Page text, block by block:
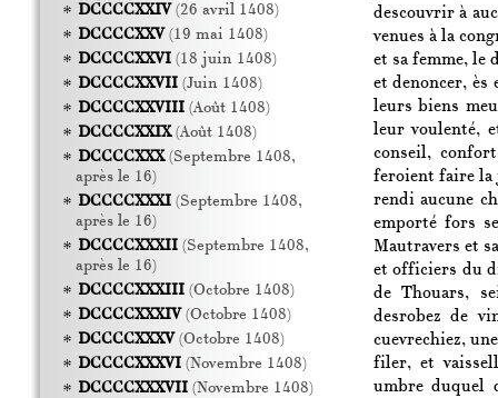
descouvrir à
venues à la
et sa femme, le
et denoncer, ès
leurs biens
leur voulenté,
conseil,
feroient faire la
rendi aucune
emporté fors
Mautravers et
et officiers du
de Thouars,
desrobez de
cuevrechiez,
filer, et
umbre duquel
DCCCCXXIV(26 avril 1408)
DCCCCXXV(19 mai 1408)
DCCCCXXVI(18 juin 1408)
DCCCCXXVII(Juin 1408)
DCCCCXXVIII(Août 1408)
DCCCCXXIX(Août 1408)
DCCCCXXX(Septembre 1408,
après le 16)
DCCCCXXXI(Septembre 1408,
après le 16)
DCCCCXXXII(Septembre 1408,
après le 16)
DCCCCXXXIII(Octobre 1408)
DCCCCXXXIV(Octobre 1408)
DCCCCXXXV(Octobre 1408)
DCCCCXXXVI(Novembre 1408)
DCCCCXXXVII(Novembre 1408)